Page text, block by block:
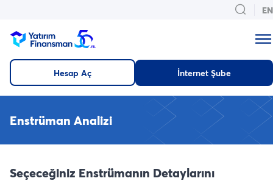
EN
Hesap Aç İnternet Şube
Enstrüman Analizi
Seçeceğiniz Enstrümanın Detaylarını